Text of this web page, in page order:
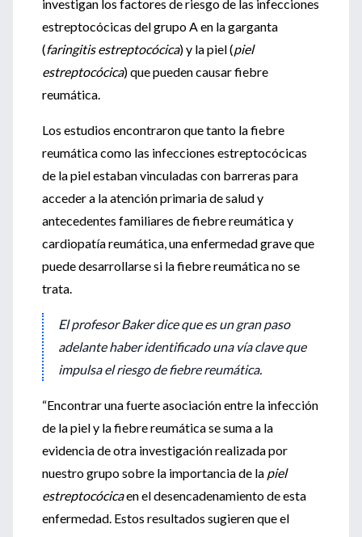
investigan los factores de riesgo de las infecciones
estreptocócicas del grupo A en la garganta
(faringitis estreptocócica) y la piel (piel
estreptocócica) que pueden causar fiebre
reumática.
Los estudios encontraron que tanto la fiebre
reumática como las infecciones estreptocócicas
de la piel estaban vinculadas con barreras para
acceder a la atención primaria de salud y
antecedentes familiares de fiebre reumática y
cardiopatía reumática, una enfermedad grave que
puede desarrollarse si la fiebre reumática no se
trata.
El profesor Baker dice que es un gran paso
adelante haber identificado una vía clave que
impulsa el riesgo de fiebre reumática.
“Encontrar una fuerte asociación entre la infección
de la piel y la fiebre reumática se suma a la
evidencia de otra investigación realizada por
nuestro grupo sobre la importancia de la piel
estreptocócicaen el desencadenamiento de esta
enfermedad. Estos resultados sugieren que el